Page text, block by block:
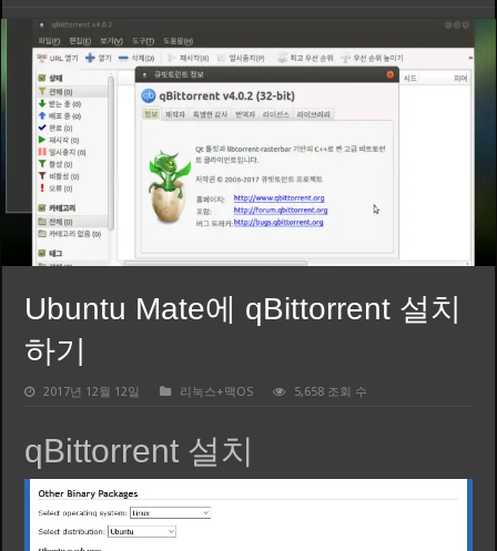
Ubuntu Mate에 qBittorrent 설치
하기
2017년 12월 12일 리눅스+맥OS 5,658 조회 수
qBittorrent 설치